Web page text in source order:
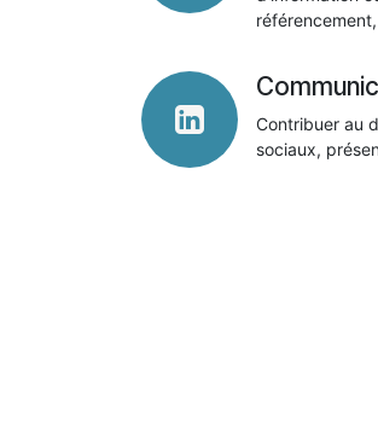
Contribuer au
sociaux,